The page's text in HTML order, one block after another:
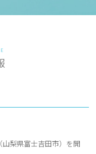
山梨県富士吉田市）を開